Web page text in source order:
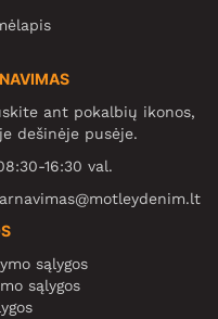
ant pokalbių ikonos,
dešinėje pusėje.
16:30 val.
sąlygos
sąlygos